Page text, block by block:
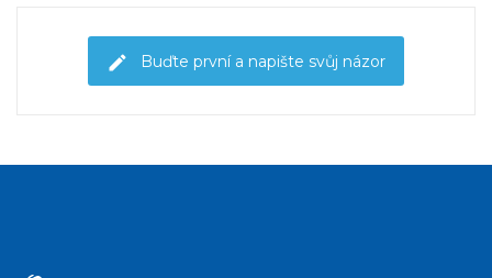
Buďte první a napište svůj názor